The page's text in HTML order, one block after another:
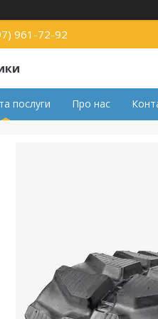
961-72-92
послуги Про нас